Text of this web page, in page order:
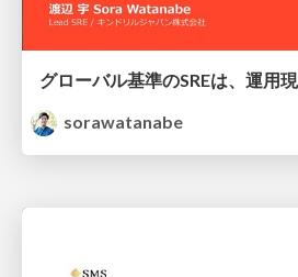
sorawatanabe